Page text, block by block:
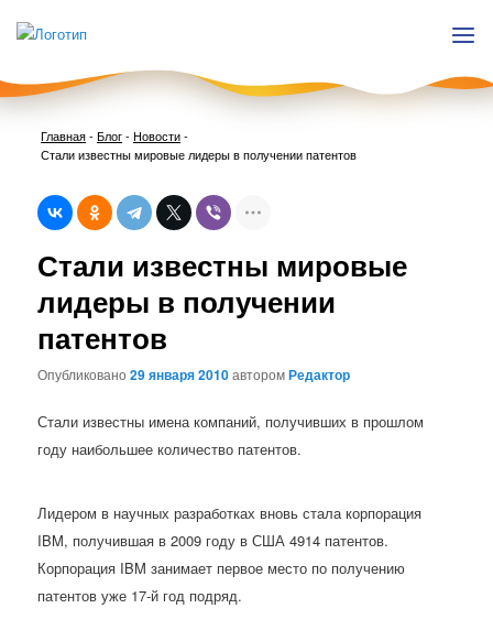
Главная-Блог- Новости-
Стали известны мировые лидеры в получении патентов
Стали известны мировые
лидеры в получении
патентов
Опубликовано29 января 2010авторомРедактор
Стали известны имена компаний, получивших в прошлом
году наибольшее количество патентов.
Лидером в научных разработках вновь стала корпорация
IBM, получившая в 2009 году в США 4914 патентов.
Корпорация IBM занимает первое место по получению
патентов уже 17-й год подряд.